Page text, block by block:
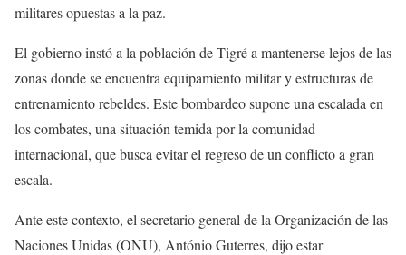
militares opuestas a la paz.
El gobierno instó a la población de Tigré a mantenerse lejos de las
zonas donde se encuentra equipamiento militar y estructuras de
entrenamiento rebeldes. Este bombardeo supone una escalada en
los combates, una situación temida por la comunidad
internacional, que busca evitar el regreso de un conflicto a gran
escala.
Ante este contexto, el secretario general de la Organización de las
Naciones Unidas (ONU), António Guterres, dijo estar